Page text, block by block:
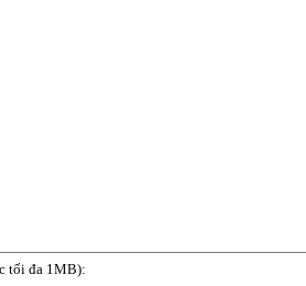
tối đa 1MB):